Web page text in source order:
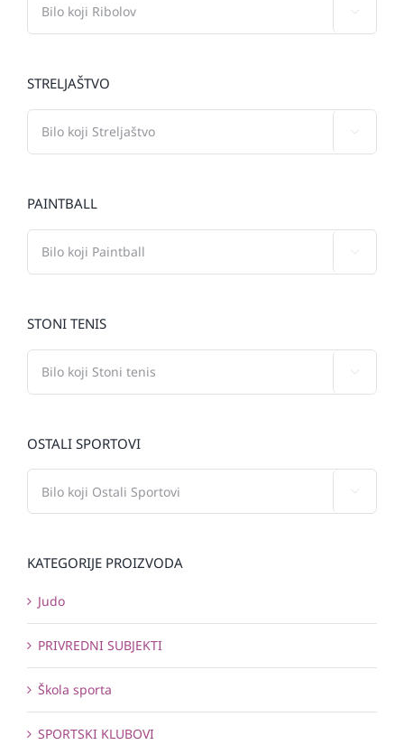
STRELJAŠTVO
PAINTBALL
STONI TENIS
OSTALI SPORTOVI
KATEGORIJE PROIZVODA
Judo
PRIVREDNI SUBJEKTI
Škola sporta
SPORTSKI KLUBOVI